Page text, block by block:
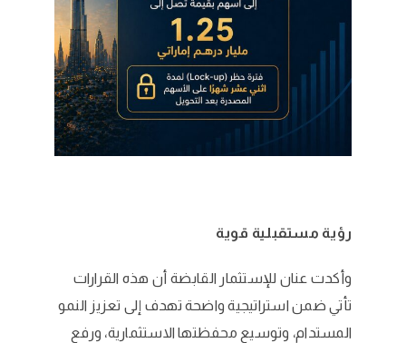
رؤية مستقبلية قوية
وأكدت عنان للإستثمار القابضة أن هذه القرارات
تأتي ضمن استراتيجية واضحة تهدف إلى تعزيز النمو
المستدام، وتوسيع محفظتها الاستثمارية، ورفع